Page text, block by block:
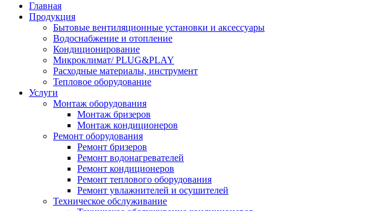
Главная
Продукция
Бытовые вентиляционные установки и аксессуары
Водоснабжение и отопление
Кондиционирование
Микроклимат/ PLUG&PLAY
Расходные материалы, инструмент
Тепловое оборудование
Услуги
Монтаж оборудования
Монтаж бризеров
Монтаж кондиционеров
Ремонт оборудования
Ремонт бризеров
Ремонт водонагревателей
Ремонт кондиционеров
Ремонт теплового оборудования
Ремонт увлажнителей и осушителей
Техническое обслуживание